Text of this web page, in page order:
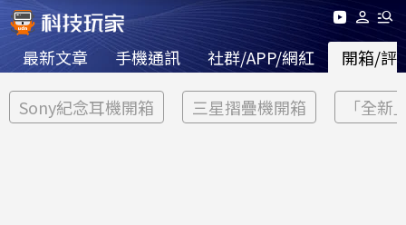
最新文章 手機通訊 社群/APP/網紅 開箱/評
Sony紀念耳機開箱 三星摺疊機開箱 「全新